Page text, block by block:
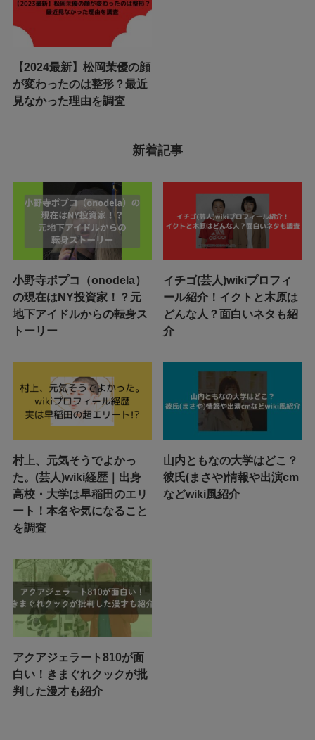
【2024最新】松岡茉優の顔
が変わったのは整形？最近
見なかった理由を調査
新着記事
小野寺ポプコ（onodela）
の現在はNY投資家！？元
地下アイドルからの転身ス
トーリー
イチゴ(芸人)wikiプロフィ
ール紹介！イクトと木原は
どんな人？面白いネタも紹
介
村上、元気そうでよかっ
た。(芸人)wiki経歴｜出身
高校・大学は早稲田のエリ
ート！本名や気になること
を調査
山内ともなの大学はどこ？
彼氏(まさや)情報や出演cm
などwiki風紹介
アクアジェラート810が面
白い！きまぐれクックが批
判した漫才も紹介